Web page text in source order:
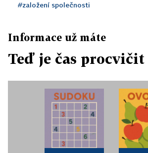
#založení společnosti
Informace už máte
Teď je čas procvičit